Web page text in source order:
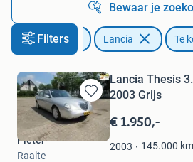
Bewaar je
Filters
Auto's Lancia Te
Bewaren
in
Mijn
Favorieten
Lancia Thesis
2003 Grijs
€ 1.950,-
2003 145.000 km
Pieter
Raalte